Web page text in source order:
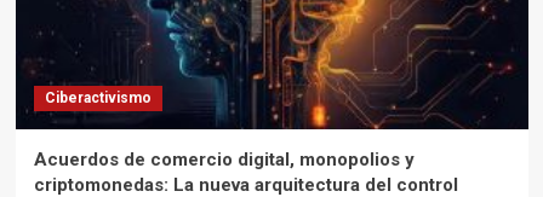
Ciberactivismo
Acuerdos de comercio digital, monopolios y
criptomonedas: La nueva arquitectura del control